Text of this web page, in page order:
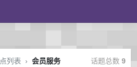
话题总数 9
列表 › 会员服务